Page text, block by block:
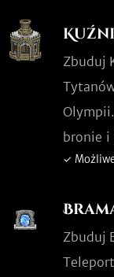
Zbuduj
bronie i
✓
Zbuduj